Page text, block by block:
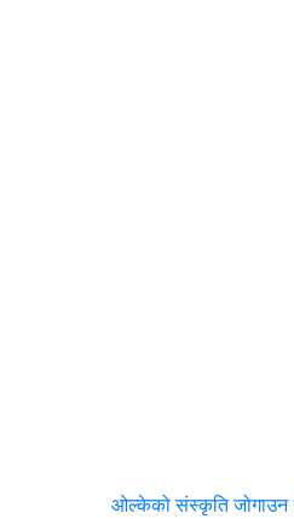
ओल्केको संस्कृति जोगाउन